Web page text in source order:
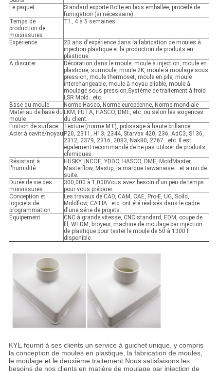
Le paquet
Standard exporté Boîte en bois emballée, procédé de
fumigation (si nécessaire)
Temps de
production de
moisissures
T1, 4 à 5 semaines
Expérience
20 ans d'expérience dans la fabrication de moules à
injection plastique et la production de produits en
plastique.
À discuter
Décoration dans le moule, moule à injection, moule en
plastique, surmoule, moule 2K, moule à moulage sous
pression, moule thermoset, moule en pile, moule
interchangeable, moule à noyau pliable, moule à
moulage sous pression,Système de traitement à froid
LSR Mold...etc.
Base du moule
Norme Hasco, Norme européenne, Norme mondiale
Matériau de base du
moule
LKM, FUTA, HASCO, DME, etc. ou selon les exigences
du client.
Finition de surface
Texture (norme MT), polissage à haute brillance
Acier à cavité/noyau P20, 2311, H13, 2344, Starvax 420, 236, AdC3, S136,
2312, 2379, 2316, 2083, Nak80, 2767...etc. Il est
également recommandé de ne pas utiliser de produits
chimiques.
Résistant à
l'humidité
HUSKY, INCOE, YDDO, HASCO, DME, MoldMaster,
Masterflow, Mastip, la marque taïwanaise... et ainsi de
suite.
Durée de vie des
moisissures
300,000 à 1,000Vous avez besoin d'un peu de temps
pour vous préparer.
Conception et
logiciels de
programmation
Les travaux de CAD, CAM, CAE, Pro-E, UG, Soild,
Moldflow, CATIA...etc. ont été réalisés dans le cadre
d'une série de projets.
Équipement
CNC à grande vitesse, CNC standard, EDM, coupe de
fil, WEDM, broyeur, machine de moulage par injection
de plastique pour tester le moule de 50 à 1300T
disponible.
KYE fournit à ses clients un service à guichet unique, y compris
la conception de moules en plastique, la fabrication de moules,
le moulage et le deuxième traitement.Nous satisfaisons les
besoins de nos clients en matière de moulage par injection de